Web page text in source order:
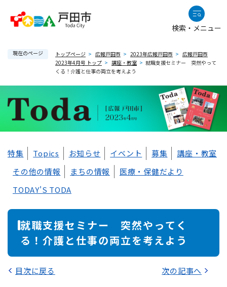
検索・メニュー
現在のページ トップページ > 広報戸田市 > 2023年広報戸田市 > 広報戸田市
2023年4月号 トップ > 講座・教室 > 就職支援セミナー 突然やって
くる！介護と仕事の両立を考えよう
文
特集 Topics お知らせ イベント 募集
講座・教室
その他の情報
まちの情報
医療・保健だより
TODAY'S TODA
就職支援セミナー 突然やってく
る！介護と仕事の両立を考えよう
目次に戻る 次の記事へ